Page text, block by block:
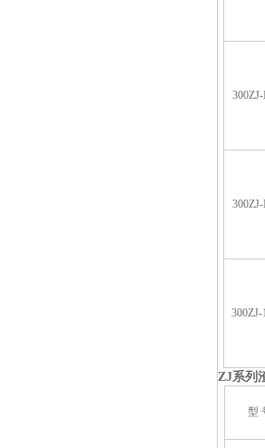
ZJ系列
型